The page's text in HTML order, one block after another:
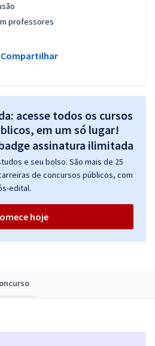
professores
Compartilhar
acesse todos os cursos
em um só lugar!
e seu bolso. São mais de 25
de concursos públicos, com
edital.
hoje